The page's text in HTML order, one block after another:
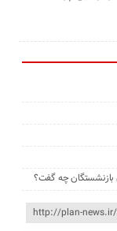
بازنشستگان چه گفت؟